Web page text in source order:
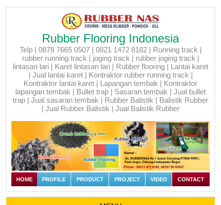
Rubber Flooring Indonesia
Telp | 0878 7665 0507 | 0821 1472 8182 | Running track |
rubber running track | joging track | rubber joging track |
lintasan lari | Karet lintasan lari | Rubber flooring | Lantai karet
| Jual lantai karet | Kontraktor rubber running track |
Kontraktor lantai karet | Lapangan tembak | Kontraktor
lapangan tembak | Bullet trap | Sasaran tembak | Jual bullet
trap | Jual sasaran tembak | Rubber Balistik | Balistik Rubber
| Jual Rubber Balistik | Jual Balistik Rubber
HOME PROFILE PRODUCT PROJECT VIDEO CONTACT